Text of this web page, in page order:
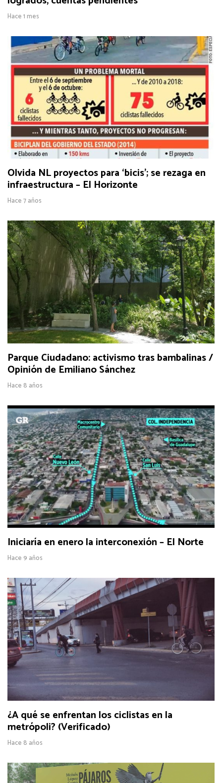
Hace 1 mes
Olvida NL proyectos para ‘bicis’; se rezaga en
infraestructura – El Horizonte
Hace 7 años
Parque Ciudadano: activismo tras bambalinas /
Opinión de Emiliano Sánchez
Hace 8 años
Iniciaría en enero la interconexión – El Norte
Hace 9 años
¿A qué se enfrentan los ciclistas en la
metrópoli? (Verificado)
Hace 8 años